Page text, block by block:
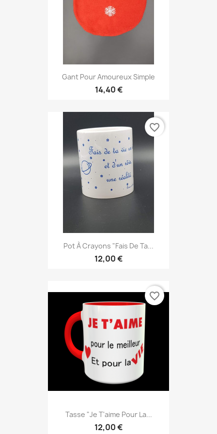
Gant Pour Amoureux Simple
14,40 €
Pot À Crayons "Fais De Ta...
12,00 €
favorite_border
Tasse "Je T'aime Pour La...
12,00 €
favorite_border